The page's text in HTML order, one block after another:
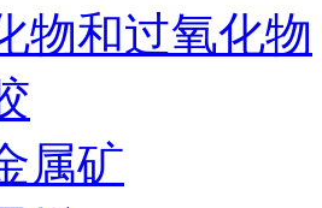
物和过氧化物
属矿